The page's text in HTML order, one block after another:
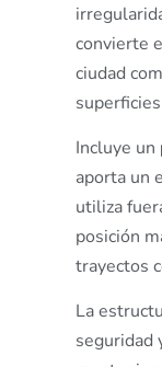
convierte
ciudad
Incluye un
aporta un
utiliza
posición
trayectos
La
seguridad